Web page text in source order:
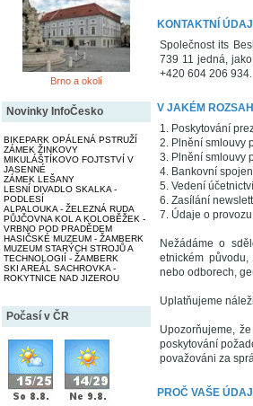
Brno a okolí
Novinky InfoČesko
BIKEPARK OPÁLENÁ PSTRUŽÍ
ZÁMEK ŽINKOVY
MIKULÁŠTÍKOVO FOJTSTVÍ V
JASENNÉ
ZÁMEK LEŠANY
LESNÍ DIVADLO SKALKA -
PODLESÍ
ALPALOUKA - ŽELEZNÁ RUDA
PŮJČOVNA KOL A KOLOBĚŽEK -
VRBNO POD PRADĚDEM
HASIČSKÉ MUZEUM - ŽAMBERK
MUZEUM STARÝCH STROJŮ A
TECHNOLOGIÍ - ŽAMBERK
SKI AREÁL SACHROVKA -
ROKYTNICE NAD JIZEROU
Počasí v ČR
KONTAKTNÍ
Společnost its
739 11 jedná,
+420 604 206 934.
V JAKÉM
1. Poskytování
2. Plnění smlouvy
3. Plnění smlouvy
4. Bankovní
5. Vedení
6. Zasílání
7. Údaje o
Nežádáme o
etnickém
nebo odborech,
Uplatňujeme
Upozorňujeme,
poskytování
považováni za
PROČ VAŠE